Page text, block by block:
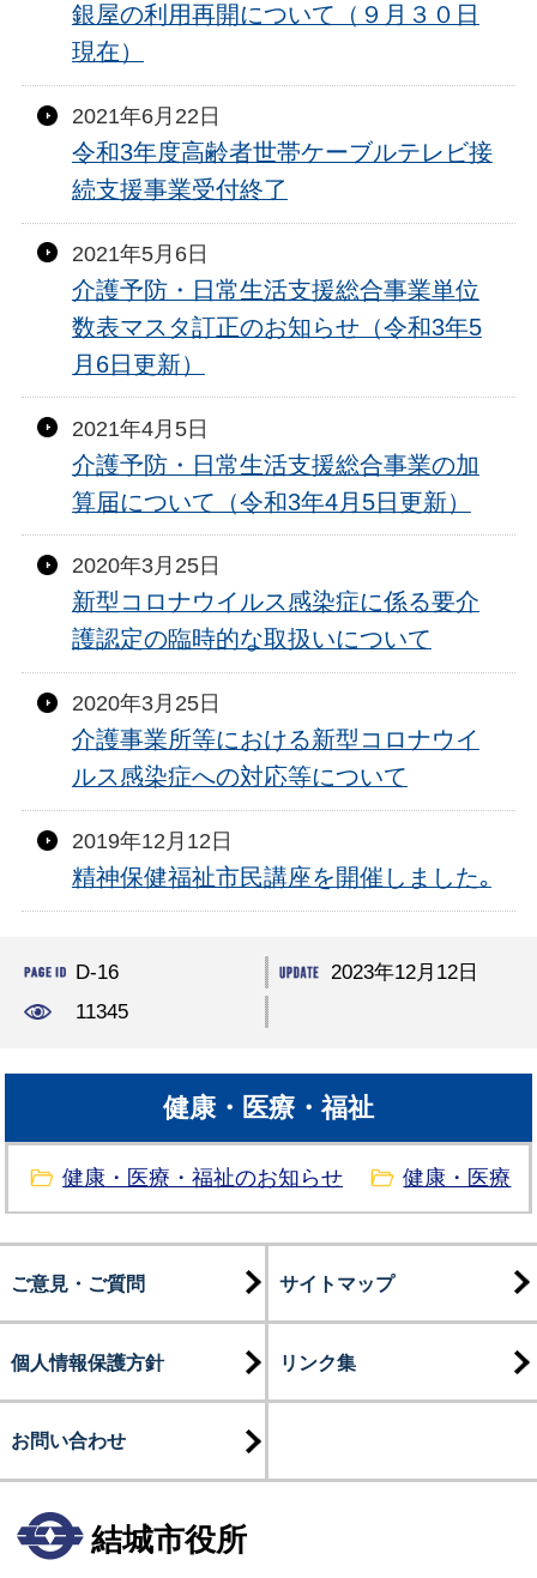
銀屋の利用再開について（９月３０日
現在）
2021年6月22日
令和3年度高齢者世帯ケーブルテレビ接
続支援事業受付終了
2021年5月6日
介護予防・日常生活支援総合事業単位
数表マスタ訂正のお知らせ（令和3年5
月6日更新）
2021年4月5日
介護予防・日常生活支援総合事業の加
算届について（令和3年4月5日更新）
2020年3月25日
新型コロナウイルス感染症に係る要介
護認定の臨時的な取扱いについて
2020年3月25日
介護事業所等における新型コロナウイ
ルス感染症への対応等について
2019年12月12日
精神保健福祉市民講座を開催しました｡
D-16
2023年12月12日
11345
健康・医療・福祉
健康・医療・福祉のお知らせ 健康・医療
ご意見・ご質問 サイトマップ
個人情報保護方針 リンク集
お問い合わせ
結城市役所